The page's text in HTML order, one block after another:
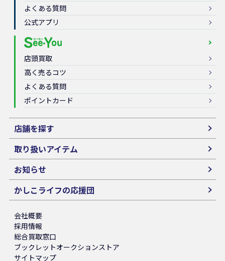
よくある質問
公式アプリ
店頭買取
高く売るコツ
よくある質問
ポイントカード
店舗を探す
取り扱いアイテム
お知らせ
かしこライフの応援団
会社概要
採用情報
総合買取窓口
ブックレットオークションストア
サイトマップ